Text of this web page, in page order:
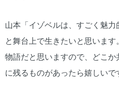
山本「イゾベルは、すごく魅
と舞台上で生きたいと思いま
物語だと思いますので、どこ
に残るものがあったら嬉しいで